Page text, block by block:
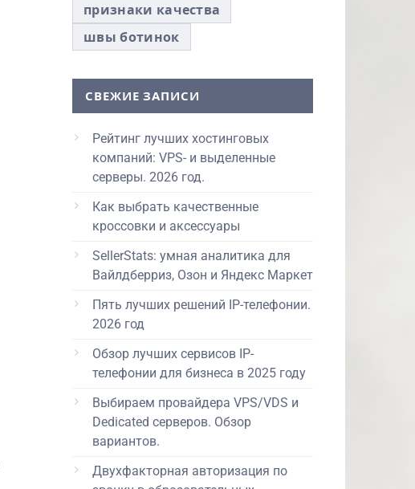
признаки качества
швы ботинок
СВЕЖИЕ ЗАПИСИ
Рейтинг лучших хостинговых
компаний: VPS- и выделенные
серверы. 2026 год.
Как выбрать качественные
кроссовки и аксессуары
SellerStats: умная аналитика для
Вайлдберриз, Озон и Яндекс Маркет
Пять лучших решений IP-телефонии.
2026 год
Обзор лучших сервисов IP-
телефонии для бизнеса в 2025 году
Выбираем провайдера VPS/VDS и
Dedicated серверов. Обзор
вариантов.
Двухфакторная авторизация по